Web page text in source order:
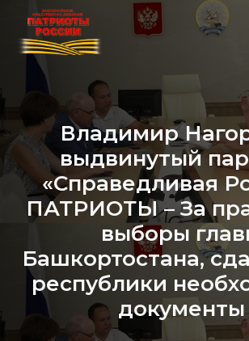
Владимир
выдвинутый
«Справедливая
ПАТРИОТЫ – За
выборы
Башкортостана,
республики
документы